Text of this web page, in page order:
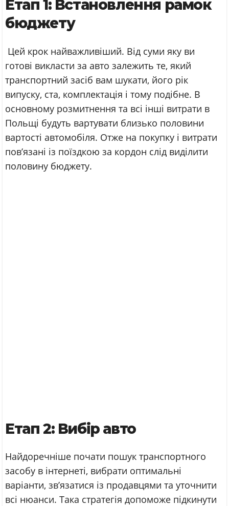
Етап 1: Встановлення рамок
бюджету
Цей крок найважливіший. Від суми яку ви
готові викласти за авто залежить те, який
транспортний засіб вам шукати, його рік
випуску, ста, комплектація і тому подібне. В
основному розмитнення та всі інші витрати в
Польщі будуть вартувати близько половини
вартості автомобіля. Отже на покупку і витрати
пов’язані із поїздкою за кордон слід виділити
половину бюджету.
Етап 2: Вибір авто
Найдоречніше почати пошук транспортного
засобу в інтернеті, вибрати оптимальні
варіанти, зв’язатися із продавцями та уточнити
всі нюанси. Така стратегія допоможе підкинути